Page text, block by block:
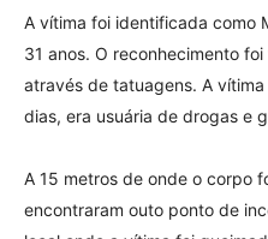
A vítima foi identificada como
31 anos. O reconhecimento
através de tatuagens. A
dias, era usuária de drogas e
A 15 metros de onde o corpo
encontraram outo ponto de